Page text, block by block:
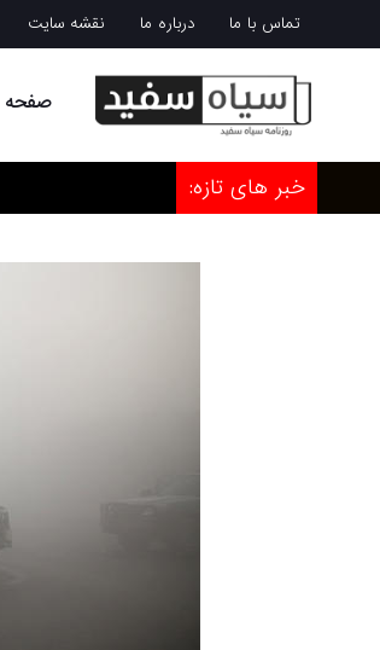
تماس با ما درباره ما نقشه سایت
خبر های تازه: